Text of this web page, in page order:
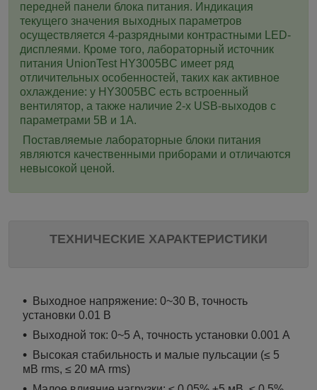
передней панели блока питания. Индикация
текущего значения выходных параметров
осуществляется 4-разрядными контрастными LЕD-
дисплеями. Кроме того, лабораторный источник
питания UnionTest HY3005BC имеет ряд
отличительных особенностей, таких как активное
охлаждение: у HY3005BC есть встроенный
вентилятор, а также наличие 2-х USB-выходов с
параметрами 5В и 1А.
Поставляемые лабораторные блоки питания
являются качественными приборами и отличаются
невысокой ценой.
ТЕХНИЧЕСКИЕ ХАРАКТЕРИСТИКИ
Выходное напряжение: 0~30 В, точность
установки 0.01 В
Выходной ток: 0~5 А, точность установки 0.001 А
Высокая стабильность и малые пульсации (≤ 5
мВ rms, ≤ 20 мА rms)